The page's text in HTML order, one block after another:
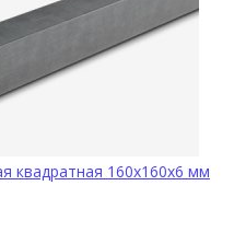
квадратная 160х160х6 мм